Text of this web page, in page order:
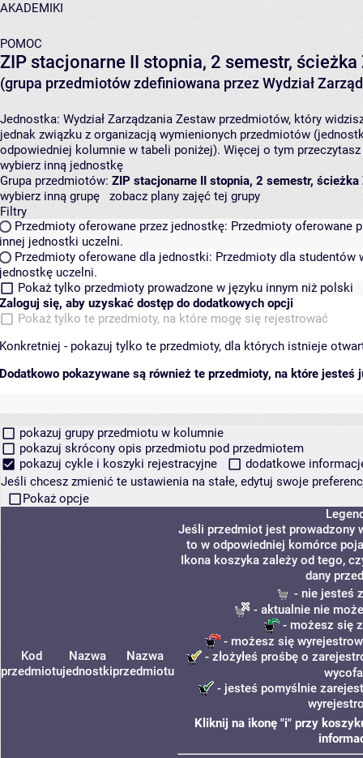
AKADEMIKI
POMOC
ZIP stacjonarne II stopnia, 2 semestr,
(grupa przedmiotów zdefiniowana przez Wydział
Jednostka: Wydział Zarządzania Zestaw przedmiotów, który
jednak związku z organizacją wymienionych przedmiotów
odpowiedniej kolumnie w tabeli poniżej). Więcej o tym
wybierz inną jednostkę
Grupa przedmiotów: ZIP stacjonarne II stopnia, 2 semestr,
wybierz inną grupę
zobacz plany zajęć tej grupy
Filtry
Przedmioty oferowane przez jednostkę: Przedmioty oferowane
innej jednostki uczelni.
Przedmioty oferowane dla jednostki: Przedmioty dla studentów
jednostkę uczelni.
Pokaż tylko przedmioty prowadzone w języku innym niż polski
Zaloguj się, aby uzyskać dostęp do dodatkowych opcji
Pokaż tylko te przedmioty, na które mogę się rejestrować
Konkretniej - pokazuj tylko te przedmioty, dla których istnieje
Dodatkowo pokazywane są również te przedmioty, na które jesteś
pokazuj grupy przedmiotu w kolumnie
pokazuj skrócony opis przedmiotu pod przedmiotem
pokazuj cykle i koszyki rejestracyjne
dodatkowe
Jeśli chcesz zmienić te ustawienia na stałe, edytuj swoje
Pokaż opcje
Kod
przedmiotu
Nazwa
jednostki
Nazwa
przedmiotu
Jeśli przedmiot jest prowadzony
to w odpowiedniej komórce
Ikona koszyka zależy od tego,
dany
- nie jesteś
- aktualnie nie
- możesz się
- możesz się
- złożyłeś prośbę o
- jesteś pomyślnie
Kliknij na ikonę "i" przy